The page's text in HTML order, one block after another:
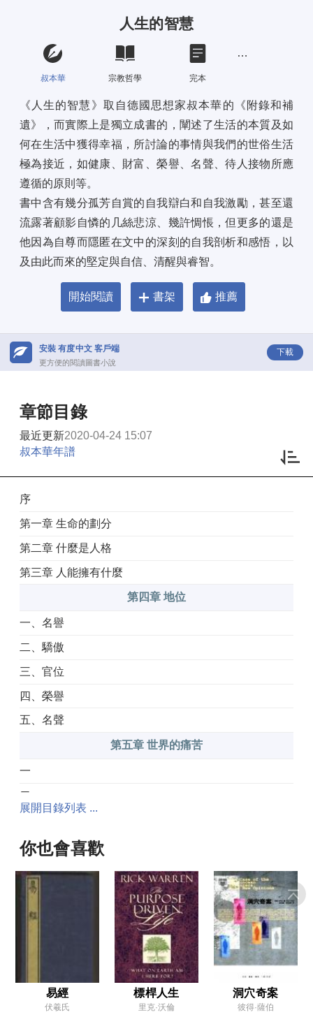
人生的智慧
叔本華 宗教哲學 完本
《人生的智慧》取自德國思想家叔本華的《附錄和補
遺》，而實際上是獨立成書的，闡述了生活的本質及如
何在生活中獲得幸福，所討論的事情與我們的世俗生活
極為接近，如健康、財富、榮譽、名聲、待人接物所應
遵循的原則等。
書中含有幾分孤芳自賞的自我辯白和自我激勵，甚至還
流露著顧影自憐的几絲悲涼、幾許惆悵，但更多的還是
他因為自尊而隱匿在文中的深刻的自我剖析和感悟，以
及由此而來的堅定與自信、清醒與睿智。
開始閱讀 書架 推薦
安裝 有度中文 客戶端
更方便的閱讀圖書小說
下載
章節目錄
最近更新2020-04-24 15:07
叔本華年譜
序
第一章 生命的劃分
第二章 什麼是人格
第三章 人能擁有什麼
第四章 地位
一、名譽
二、驕傲
三、官位
四、榮譽
五、名聲
第五章 世界的痛苦
一
二
四
六
七
第六章 人性
展開目錄列表 ...
你也會喜歡
易經
伏羲氏
標桿人生
里克·沃倫
洞穴奇案
彼得·薩伯